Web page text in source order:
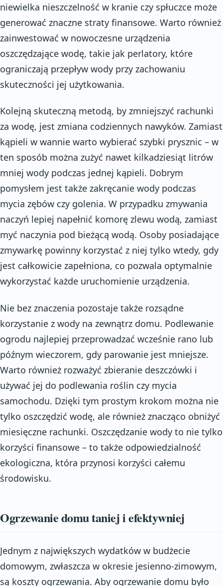
niewielka nieszczelność w kranie czy spłuczce może
generować znaczne straty finansowe. Warto również
zainwestować w nowoczesne urządzenia
oszczędzające wodę, takie jak perlatory, które
ograniczają przepływ wody przy zachowaniu
skuteczności jej użytkowania.
Kolejną skuteczną metodą, by zmniejszyć rachunki
za wodę, jest zmiana codziennych nawyków. Zamiast
kąpieli w wannie warto wybierać szybki prysznic – w
ten sposób można zużyć nawet kilkadziesiąt litrów
mniej wody podczas jednej kąpieli. Dobrym
pomysłem jest także zakręcanie wody podczas
mycia zębów czy golenia. W przypadku zmywania
naczyń lepiej napełnić komorę zlewu wodą, zamiast
myć naczynia pod bieżącą wodą. Osoby posiadające
zmywarkę powinny korzystać z niej tylko wtedy, gdy
jest całkowicie zapełniona, co pozwala optymalnie
wykorzystać każde uruchomienie urządzenia.
Nie bez znaczenia pozostaje także rozsądne
korzystanie z wody na zewnątrz domu. Podlewanie
ogrodu najlepiej przeprowadzać wcześnie rano lub
późnym wieczorem, gdy parowanie jest mniejsze.
Warto również rozważyć zbieranie deszczówki i
używać jej do podlewania roślin czy mycia
samochodu. Dzięki tym prostym krokom można nie
tylko oszczędzić wodę, ale również znacząco obniżyć
miesięczne rachunki. Oszczędzanie wody to nie tylko
korzyści finansowe – to także odpowiedzialność
ekologiczna, która przynosi korzyści całemu
środowisku.
Ogrzewanie domu taniej i efektywniej
Jednym z największych wydatków w budżecie
domowym, zwłaszcza w okresie jesienno-zimowym,
są koszty ogrzewania. Aby ogrzewanie domu było